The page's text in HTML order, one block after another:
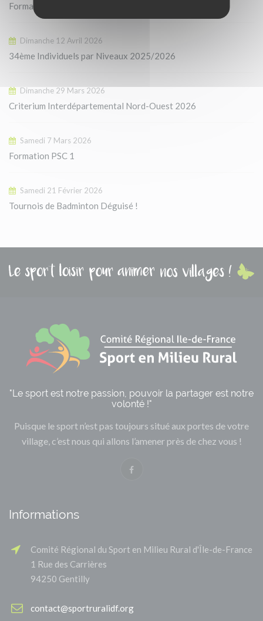
Formation : réussir ses demandes de subventions
Dimanche 12 Avril 2026
34ème Individuels par Niveaux 2025/2026
Dimanche 29 Mars 2026
Criterium Interdépartemental Nord-Ouest 2026
Samedi 7 Mars 2026
Formation PSC 1
Samedi 21 Février 2026
Tournois de Badminton Déguisé !
"Le sport est notre passion, pouvoir la partager est notre
volonté !"
Puisque le sport n’est pas toujours situé aux portes de votre
village, c’est nous qui allons l’amener près de chez vous !
Informations
Comité Régional du Sport en Milieu Rural d'Île-de-France
1 Rue des Carrières
94250 Gentilly
contact@sportruralidf.org